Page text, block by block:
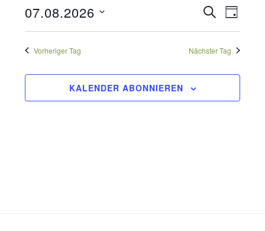
August
2026
Suche
und
SUCHE
TAG
07.08.2026
Datum
wählen.
Vorheriger Tag Nächster Tag
KALENDER ABONNIEREN